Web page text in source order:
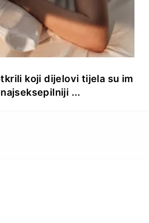
koji dijelovi tijela su im
najseksepilniji ...